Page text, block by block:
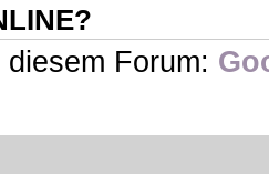
Forum: